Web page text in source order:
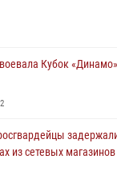
участие в
храма
Кубок
2
из сетевых магазинов